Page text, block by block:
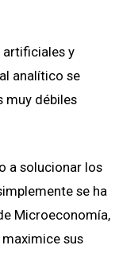
artificiales y
analítico se
muy débiles
a solucionar los
se ha
Microeconomía,
sus